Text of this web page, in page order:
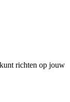
richten op jouw